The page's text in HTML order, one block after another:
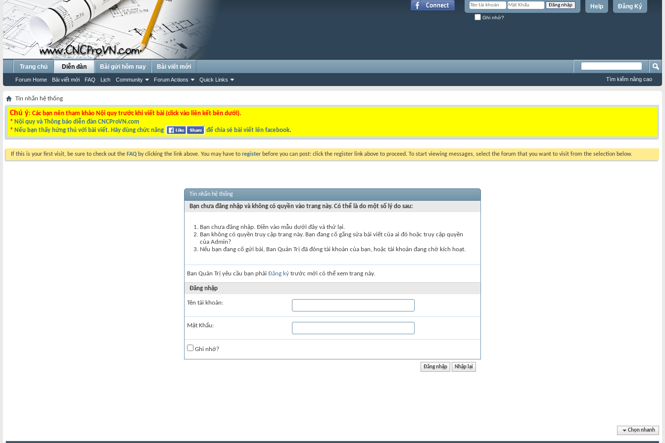
Đăng Ký
Help
Ghi nhớ?
Trang chủ Diễn đàn
Forum Home Bài viết mới FAQ Lịch Community Forum Actions Quick Links
Bài gửi hôm nay Bài viết mới
Tìm kiếm nâng cao
Tin nhắn hệ thống
Chú ý: Các bạn nên tham khảo Nội quy trước khi viết bài (click vào liên kết bên dưới).
* Nội quy và Thông báo diễn đàn CNCProVN.com
* Nếu bạn thấy hứng thú với bài viết. Hãy dùng chức năng để chia sẻ bài viết lên facebook.
If this is your first visit, be sure to check out the FAQ by clicking the link above. You may have to register before you can post: click the register link above to proceed. To start viewing messages, select the forum that you want to visit from the selection below.
Tin nhắn hệ thống
Bạn chưa đăng nhập và không có quyền vào trang này. Có thể là do một số lý do sau:
Bạn chưa đăng nhập. Điền vào mẫu dưới đây và thử lại.
Bạn không có quyền truy cập trang này. Bạn đang cố gắng sửa bài viết của ai đó hoặc truy cập quyền
của Admin?
Nếu bạn đang cố gửi bài, Ban Quản Trị đã đóng tài khoản của bạn, hoặc tài khoản đang chờ kích hoạt.
Ban Quản Trị yêu cầu bạn phải Đăng ký trước mới có thể xem trang này.
Đăng nhập
Tên tài khoản:
Mật Khẩu:
Ghi nhớ?
Chọn nhanh